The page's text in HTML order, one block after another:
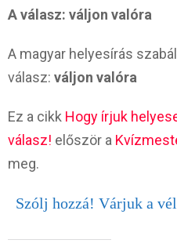
A válasz: váljon valóra
A magyar helyesírás
válasz: váljon valóra
Ez a cikk Hogy írjuk
válasz! először a
meg.
Szólj hozzá! Várjuk a